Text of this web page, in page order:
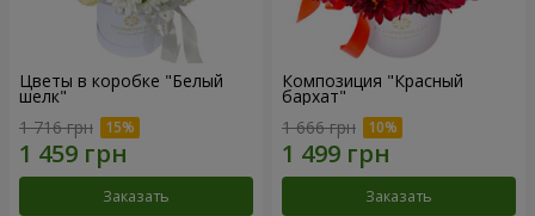
Цветы в коробке "Белый
шелк"
1 716 грн
Заказать
Композиция "Красный
бархат"
1 666 грн
Заказать